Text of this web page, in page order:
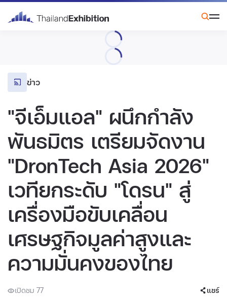
ข่าว
"จีเอ็มแอล" ผนึกกำลัง
พันธมิตร เตรียมจัดงาน
"DronTech Asia 2026"
เวทียกระดับ "โดรน" สู่
เครื่องมือขับเคลื่อน
เศรษฐกิจมูลค่าสูงและ
ความมั่นคงของไทย
เปิดชม 77 แชร์